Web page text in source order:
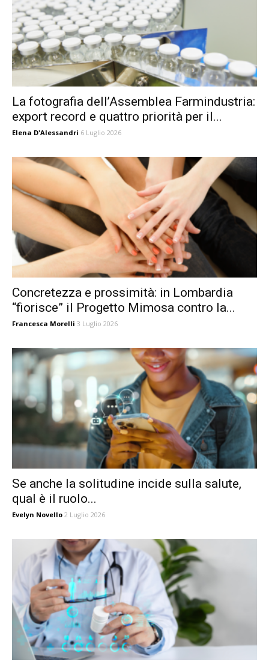
La fotografia dell’Assemblea Farmindustria:
export record e quattro priorità per il...
Elena D'Alessandri 6 Luglio 2026
Concretezza e prossimità: in Lombardia
“fiorisce” il Progetto Mimosa contro la...
Francesca Morelli 3 Luglio 2026
Se anche la solitudine incide sulla salute,
qual è il ruolo...
Evelyn Novello 2 Luglio 2026